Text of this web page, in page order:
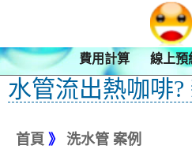
費用計算 線上預
水管流出熱咖啡
首頁 》 洗水管 案例